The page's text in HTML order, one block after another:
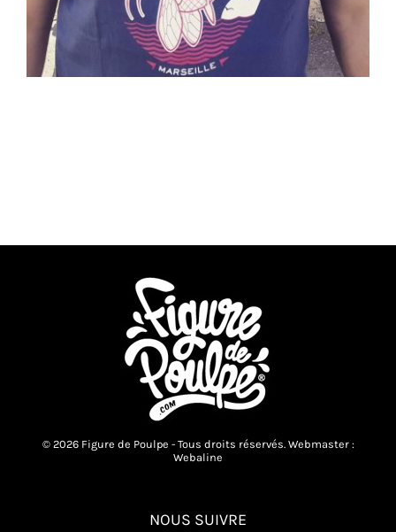
© 2026 Figure de Poulpe - Tous droits réservés. Webmaster :
Webaline
NOUS SUIVRE